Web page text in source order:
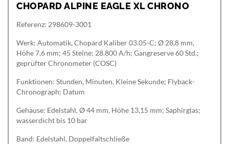
CHOPARD ALPINE EAGLE XL CHRONO
Referenz: 298609-3001
Werk: Automatik, Chopard Kaliber 03.05-C; Ø 28,8 mm,
Höhe 7,6 mm; 45 Steine; 28.800 A/h; Gangreserve 60 Std.;
geprüfter Chronometer (COSC)
Funktionen: Stunden, Minuten, Kleine Sekunde; Flyback-
Chronograph; Datum
Gehäuse: Edelstahl, Ø 44 mm, Höhe 13,15 mm; Saphirglas;
wasserdicht bis 10 bar
Band: Edelstahl, Doppelfaltschließe